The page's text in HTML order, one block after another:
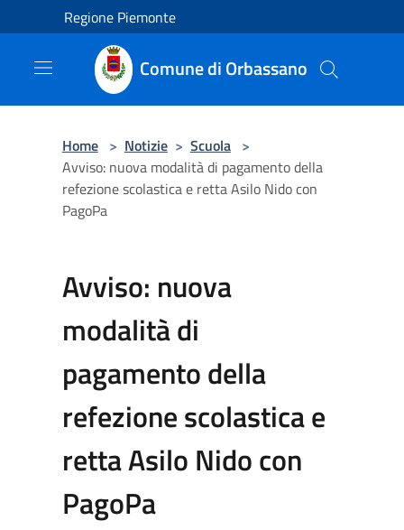
Salta al contenuto principale
Regione Piemonte
Comune di Orbassano
Home > Notizie > Scuola >
Avviso: nuova modalità di pagamento della
refezione scolastica e retta Asilo Nido con
PagoPa
Avviso: nuova
modalità di
pagamento della
refezione scolastica e
retta Asilo Nido con
PagoPa